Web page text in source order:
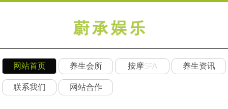
网站首页 养生会所 按摩SPA 养生资讯
联系我们 网站合作